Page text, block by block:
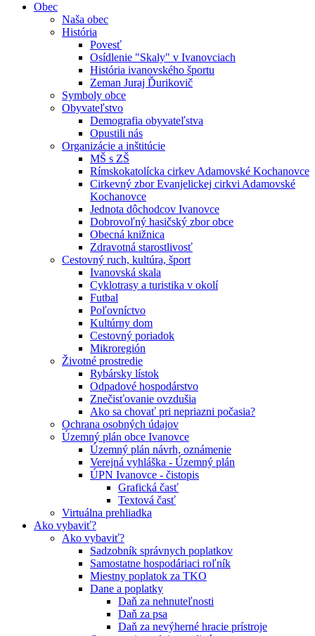
Obec
Naša obec
História
Povesť
Osídlenie "Skaly" v Ivanovciach
História ivanovského športu
Zeman Juraj Ďurikovič
Symboly obce
Obyvateľstvo
Demografia obyvateľstva
Opustili nás
Organizácie a inštitúcie
MŠ s ZŠ
Rímskokatolícka cirkev Adamovské Kochanovce
Cirkevný zbor Evanjelickej cirkvi Adamovské
Kochanovce
Jednota dôchodcov Ivanovce
Dobrovoľný hasičský zbor obce
Obecná knižnica
Zdravotná starostlivosť
Cestovný ruch, kultúra, šport
Ivanovská skala
Cyklotrasy a turistika v okolí
Futbal
Poľovníctvo
Kultúrny dom
Cestovný poriadok
Mikroregión
Životné prostredie
Rybársky lístok
Odpadové hospodárstvo
Znečisťovanie ovzdušia
Ako sa chovať pri nepriazni počasia?
Ochrana osobných údajov
Územný plán obce Ivanovce
Územný plán návrh, oznámenie
Verejná vyhláška - Územný plán
ÚPN Ivanovce - čistopis
Grafická časť
Textová časť
Virtuálna prehliadka
Ako vybaviť?
Ako vybaviť?
Sadzobník správnych poplatkov
Samostatne hospodáriaci roľník
Miestny poplatok za TKO
Dane a poplatky
Daň za nehnuteľnosti
Daň za psa
Daň za nevýherné hracie prístroje